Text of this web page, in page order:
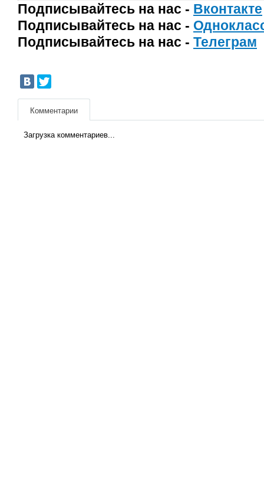
Подписывайтесь на нас - Вконтакте
Подписывайтесь на нас -
Подписывайтесь на нас - Телеграм
Комментарии
Загрузка комментариев...